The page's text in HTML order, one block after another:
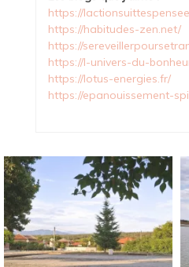
https://
https://habitudes-zen.net/
https://
https://l-univers-du-
https://lotus-energies.fr/
https://epanouissement-